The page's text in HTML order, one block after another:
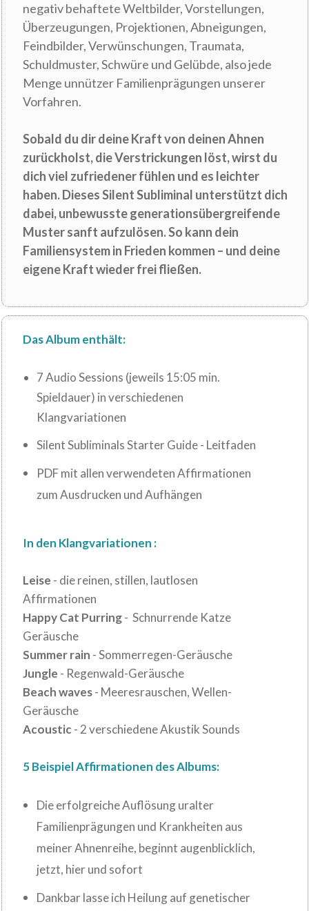
negativ behaftete Weltbilder, Vorstellungen,
Überzeugungen, Projektionen, Abneigungen,
Feindbilder, Verwünschungen, Traumata,
Schuldmuster, Schwüre und Gelübde, also jede
Menge unnützer Familienprägungen unserer
Vorfahren.
Sobald du dir deine Kraft von deinen Ahnen
zurückholst, die Verstrickungen löst, wirst du
dich viel zufriedener fühlen und es leichter
haben.Dieses Silent Subliminal unterstützt dich
dabei, unbewusste generationsübergreifende
Muster sanft aufzulösen. So kann dein
Familiensystem in Frieden kommen – und deine
eigene Kraft wieder frei fließen.
Das Album enthält:
7 Audio Sessions (jeweils 15:05 min.
Spieldauer) in verschiedenen
Klangvariationen
Silent Subliminals Starter Guide - Leitfaden
PDF mit allen verwendeten Affirmationen
zum Ausdrucken und Aufhängen
In den Klangvariationen :
Leise - die reinen, stillen, lautlosen
Affirmationen
Happy Cat Purring- Schnurrende Katze
Geräusche
Summer rain - Sommerregen-Geräusche
Jungle - Regenwald-Geräusche
Beach waves- Meeresrauschen, Wellen-
Geräusche
Acoustic - 2 verschiedene Akustik Sounds
5 Beispiel Affirmationen des Albums:
Die erfolgreiche Auflösung uralter
Familienprägungen und Krankheiten aus
meiner Ahnenreihe, beginnt augenblicklich,
jetzt, hier und sofort
Dankbar lasse ich Heilung auf genetischer